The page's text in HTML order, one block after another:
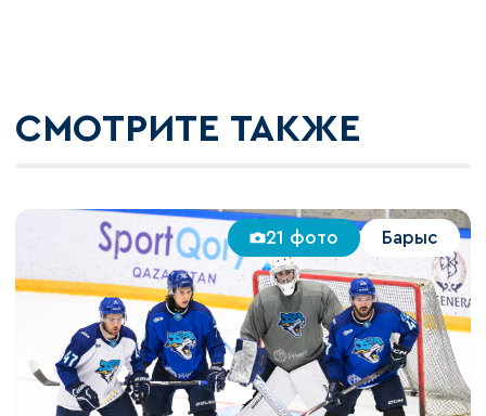
СМОТРИТЕ ТАКЖЕ
21 фото Барыс